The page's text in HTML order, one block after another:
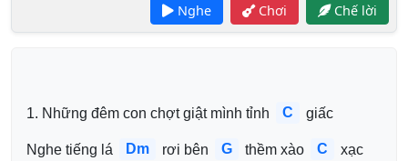
Nghe Chơi Chế lời
1. Những đêm con chợt giật mình tỉnh C giấc
Nghe tiếng lá Dm rơi bên G thềm xào C xạc